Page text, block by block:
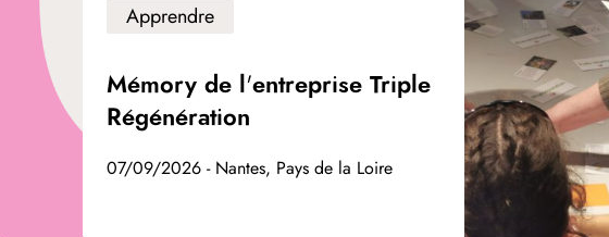
Apprendre
Mémory de l'entreprise Triple
Régénération
07/09/2026 - Nantes, Pays de la Loire